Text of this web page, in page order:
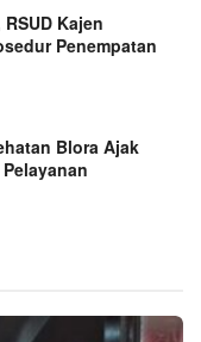
Kajen
Penempatan
Blora Ajak